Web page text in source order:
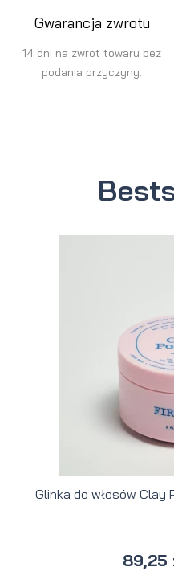
Gwarancja zwrotu
14 dni na zwrot towaru bez
podania przyczyny.
Glinka do włosów Clay
89,25